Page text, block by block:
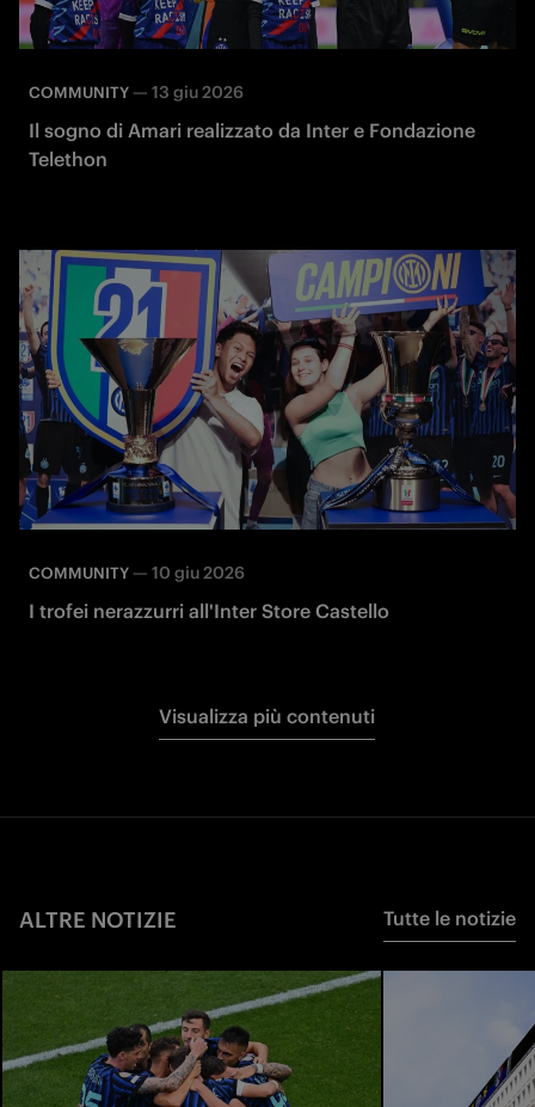
COMMUNITY — 13 giu 2026
Il sogno di Amari realizzato da Inter e Fondazione
Telethon
COMMUNITY — 10 giu 2026
I trofei nerazzurri all'Inter Store Castello
Visualizza più contenuti
ALTRE NOTIZIE Tutte le notizie